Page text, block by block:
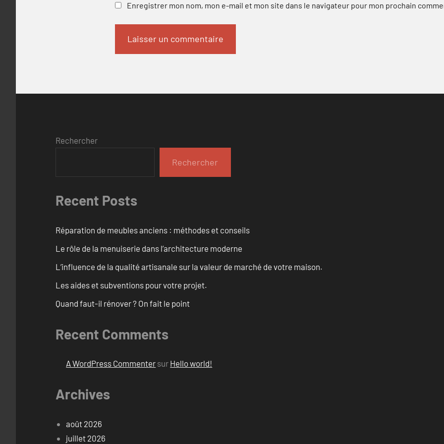
Enregistrer mon nom, mon e-mail et mon site dans le navigateur pour mon prochain
Rechercher
Rechercher
Recent Posts
Réparation de meubles anciens : méthodes et conseils
Le rôle de la menuiserie dans l’architecture moderne
L’influence de la qualité artisanale sur la valeur de marché de votre maison.
Les aides et subventions pour votre projet.
Quand faut-il rénover ? On fait le point
Recent Comments
A WordPress Commenter sur Hello world!
Archives
août 2026
juillet 2026